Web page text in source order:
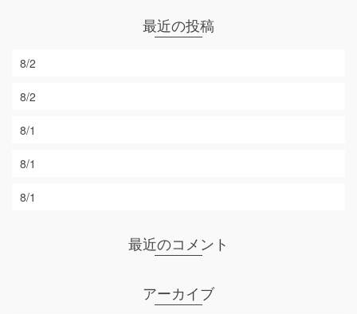
最近の投稿
8/2
8/2
8/1
8/1
8/1
最近のコメント
アーカイブ